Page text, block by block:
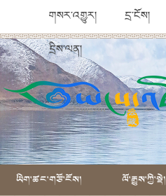
གསར་འགྱུར། དྲ་ངོས།
དྲིས་ལན།
ཡིག་ཚང་གཙོ་ངོས། ལོ་རྒྱུས་ཀྱི་སྡེ།